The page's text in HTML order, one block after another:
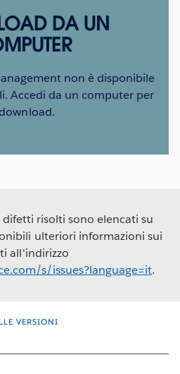
DA UN
non è disponibile
Accedi da un computer per
risolti sono elencati su
ulteriori informazioni sui
all'indirizzo
s/issues?language=it.
VERSIONI